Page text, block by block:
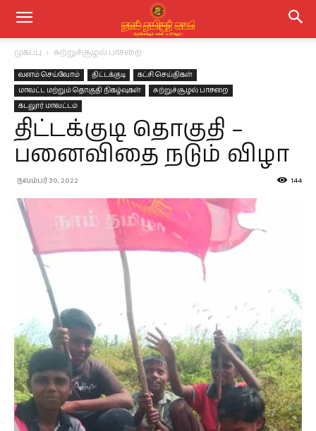
முகப்பு சுற்றுச்சூழல் பாசறை
வனம் செய்வோம் திட்டக்குடி
கட்சி செய்திகள்
மாவட்ட மற்றும் தொகுதி நிகழ்வுகள்
சுற்றுச்சூழல் பாசறை
கடலூர் மாவட்டம்
திட்டக்குடி தொகுதி –
பனைவிதை நடும் விழா
நவம்பர் 30, 2022 144